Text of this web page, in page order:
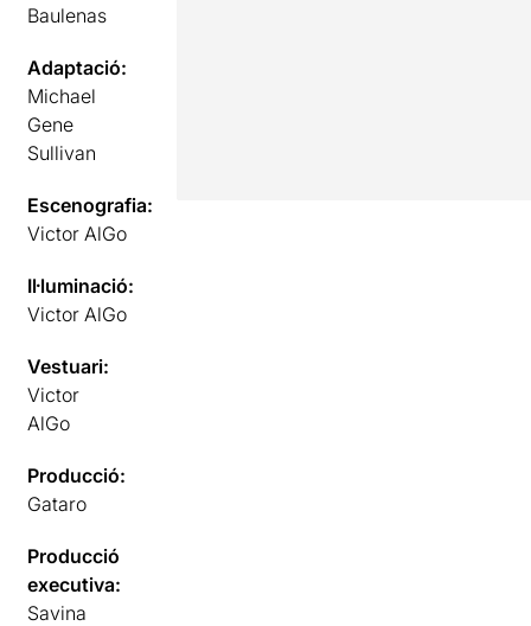
Baulenas
Adaptació:
Michael
Gene
Sullivan
Escenografia:
Victor AlGo
Il·luminació:
Victor AlGo
Vestuari:
Victor
AlGo
Producció:
Gataro
Producció
executiva:
Savina